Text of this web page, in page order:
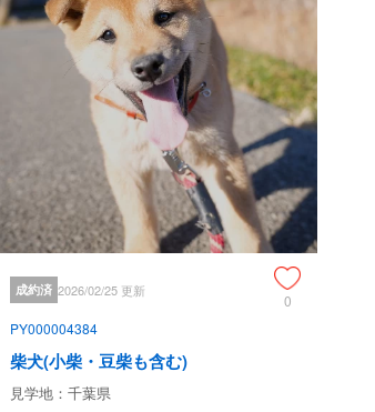
因する病死、重度障害が起きた場合、
価の犬が居ない場合に限り犬本体の受
(緊急性がある場合この限りでない)。
限としての返金)の提供を行なうもので
者は保証終了後も保証に関する調査権を
価金額及びその調査・回収のために要し
亡
成約済 2026/02/25 更新
0
PY000004384
柴犬(小柴・豆柴も含む)
見学地：千葉県